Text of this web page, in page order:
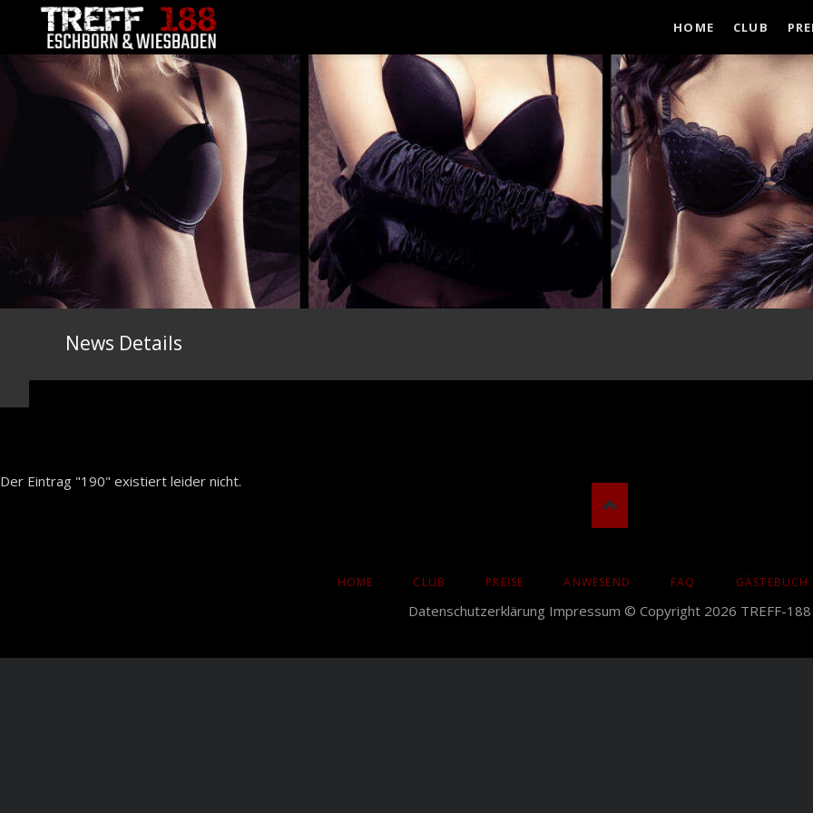
HOME CLUB
News Details
Der Eintrag "190" existiert leider nicht.
ÜBERSPRINGEN
HOME CLUB PREISE ANWESEND FAQ GÄSTEBUCH
Datenschutzerklärung Impressum © Copyright 2026 TREFF-188